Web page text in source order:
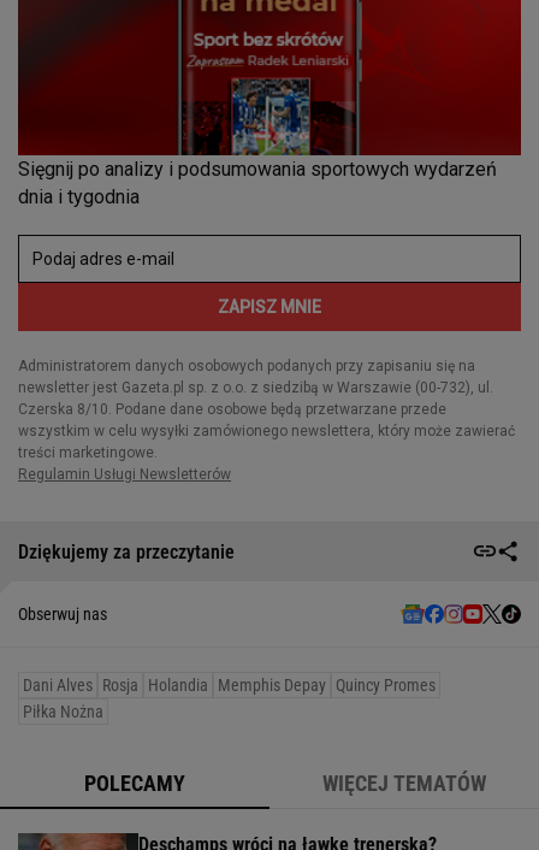
Dziękujemy za przeczytanie
Obserwuj nas
Dani Alves Rosja Holandia Memphis Depay Quincy Promes
Piłka Nożna
POLECAMY WIĘCEJ TEMATÓW
Deschamps wróci na ławkę trenerską?